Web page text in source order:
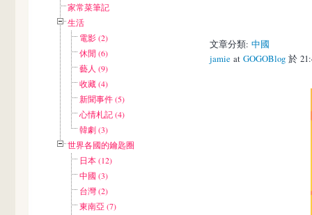
家常菜筆記
生活
電影 (2)
休閒 (6)
藝人 (9)
收藏 (4)
新聞事件 (5)
心情札記 (4)
韓劇 (3)
世界各國的鑰匙圈
日本 (12)
中國 (3)
台灣 (2)
東南亞 (7)
文章分類: 中國
jamie at GOGOBlog 於